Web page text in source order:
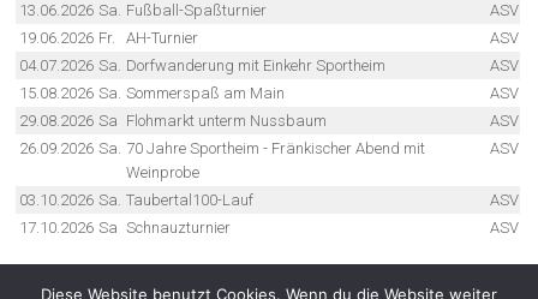
13.06.2026 Sa. Fußball-Spaßturnier
ASV
19.06.2026 Fr. AH-Turnier
ASV
04.07.2026 Sa. Dorfwanderung mit Einkehr Sportheim
ASV
15.08.2026 Sa. Sommerspaß am Main
ASV
29.08.2026 Sa Flohmarkt unterm Nussbaum
ASV
26.09.2026 Sa. 70 Jahre Sportheim - Fränkischer Abend mit
Weinprobe
ASV
03.10.2026 Sa. Taubertal100-Lauf
ASV
17.10.2026 Sa Schnauzturnier ASV
Diese Website benutzt Cookies. Wenn du die Website weiter